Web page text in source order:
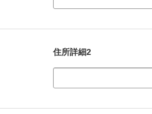
住所詳細2